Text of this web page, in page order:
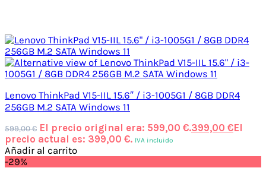
Lenovo ThinkPad V15-IIL 15.6″ / i3-1005G1 / 8GB DDR4
256GB M.2 SATA Windows 11
599,00€ El precio original era: 599,00 €.399,00 € El
precio actual es: 399,00 €. IVA incluido
Añadir al carrito
-29%